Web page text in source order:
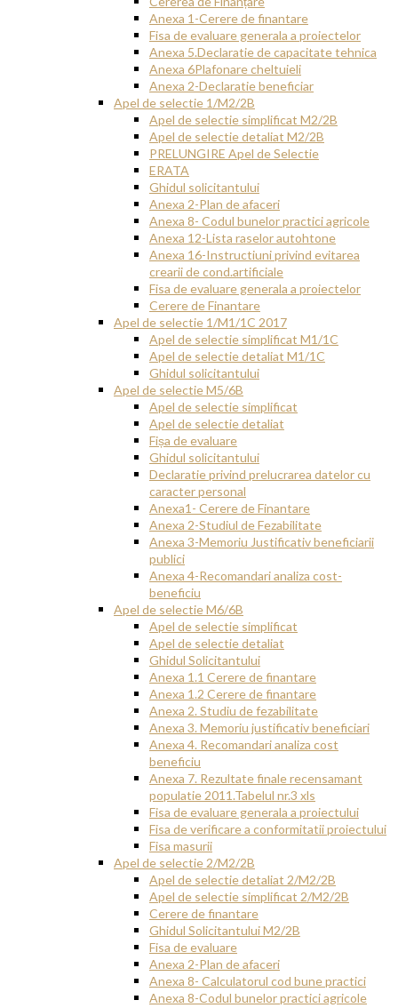
Anexa 1-Cerere de finantare
Fisa de evaluare generala a proiectelor
Anexa 5.Declaratie de capacitate tehnica
Anexa 6Plafonare cheltuieli
Anexa 2-Declaratie beneficiar
Apel de selectie 1/M2/2B
Apel de selectie simplificat M2/2B
Apel de selectie detaliat M2/2B
PRELUNGIRE Apel de Selectie
ERATA
Ghidul solicitantului
Anexa 2-Plan de afaceri
Anexa 8- Codul bunelor practici agricole
Anexa 12-Lista raselor autohtone
Anexa 16-Instructiuni privind evitarea
crearii de cond.artificiale
Fisa de evaluare generala a proiectelor
Cerere de Finantare
Apel de selectie 1/M1/1C 2017
Apel de selectie simplificat M1/1C
Apel de selectie detaliat M1/1C
Ghidul solicitantului
Apel de selectie M5/6B
Apel de selectie simplificat
Apel de selectie detaliat
Fișa de evaluare
Ghidul solicitantului
Declaratie privind prelucrarea datelor cu
caracter personal
Anexa1- Cerere de Finantare
Anexa 2-Studiul de Fezabilitate
Anexa 3-Memoriu Justificativ beneficiarii
publici
Anexa 4-Recomandari analiza cost-
beneficiu
Apel de selectie M6/6B
Apel de selectie simplificat
Apel de selectie detaliat
Ghidul Solicitantului
Anexa 1.1 Cerere de finantare
Anexa 1.2 Cerere de finantare
Anexa 2. Studiu de fezabilitate
Anexa 3. Memoriu justificativ beneficiari
Anexa 4. Recomandari analiza cost
beneficiu
Anexa 7. Rezultate finale recensamant
populatie 2011.Tabelul nr.3 xls
Fisa de evaluare generala a proiectului
Fisa de verificare a conformitatii proiectului
Fisa masurii
Apel de selectie 2/M2/2B
Apel de selectie detaliat 2/M2/2B
Apel de selectie simplificat 2/M2/2B
Cerere de finantare
Ghidul Solicitantului M2/2B
Fisa de evaluare
Anexa 2-Plan de afaceri
Anexa 8- Calculatorul cod bune practici
Anexa 8-Codul bunelor practici agricole